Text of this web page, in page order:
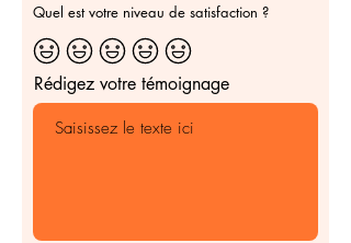
Quel est votre niveau de satisfaction ?
Rédigez votre témoignage